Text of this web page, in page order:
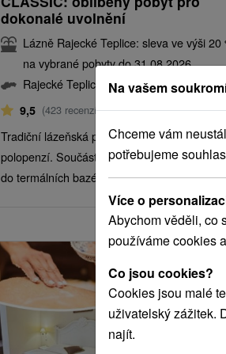
dokonalé uvolnění
Lázně Rajecké Teplice: sleva ve výši 20
na vybrané pobyty do 31.08.2026
Rajecké Teplice
9,5 (423 recenzí)Od 2 NocíPolopenze
Tradiční lázeňská péče s ubytováním a
polopenzí. Součástí balíčku je neomezený
do termálních bazénů, Natural Spa,...
Na vašem
Chceme vám
potřebujeme
Více o
Abychom věděli, co
používáme cookies
Co jsou cookies?
Cookies jsou malé
uživatelský zážitek.
najít.